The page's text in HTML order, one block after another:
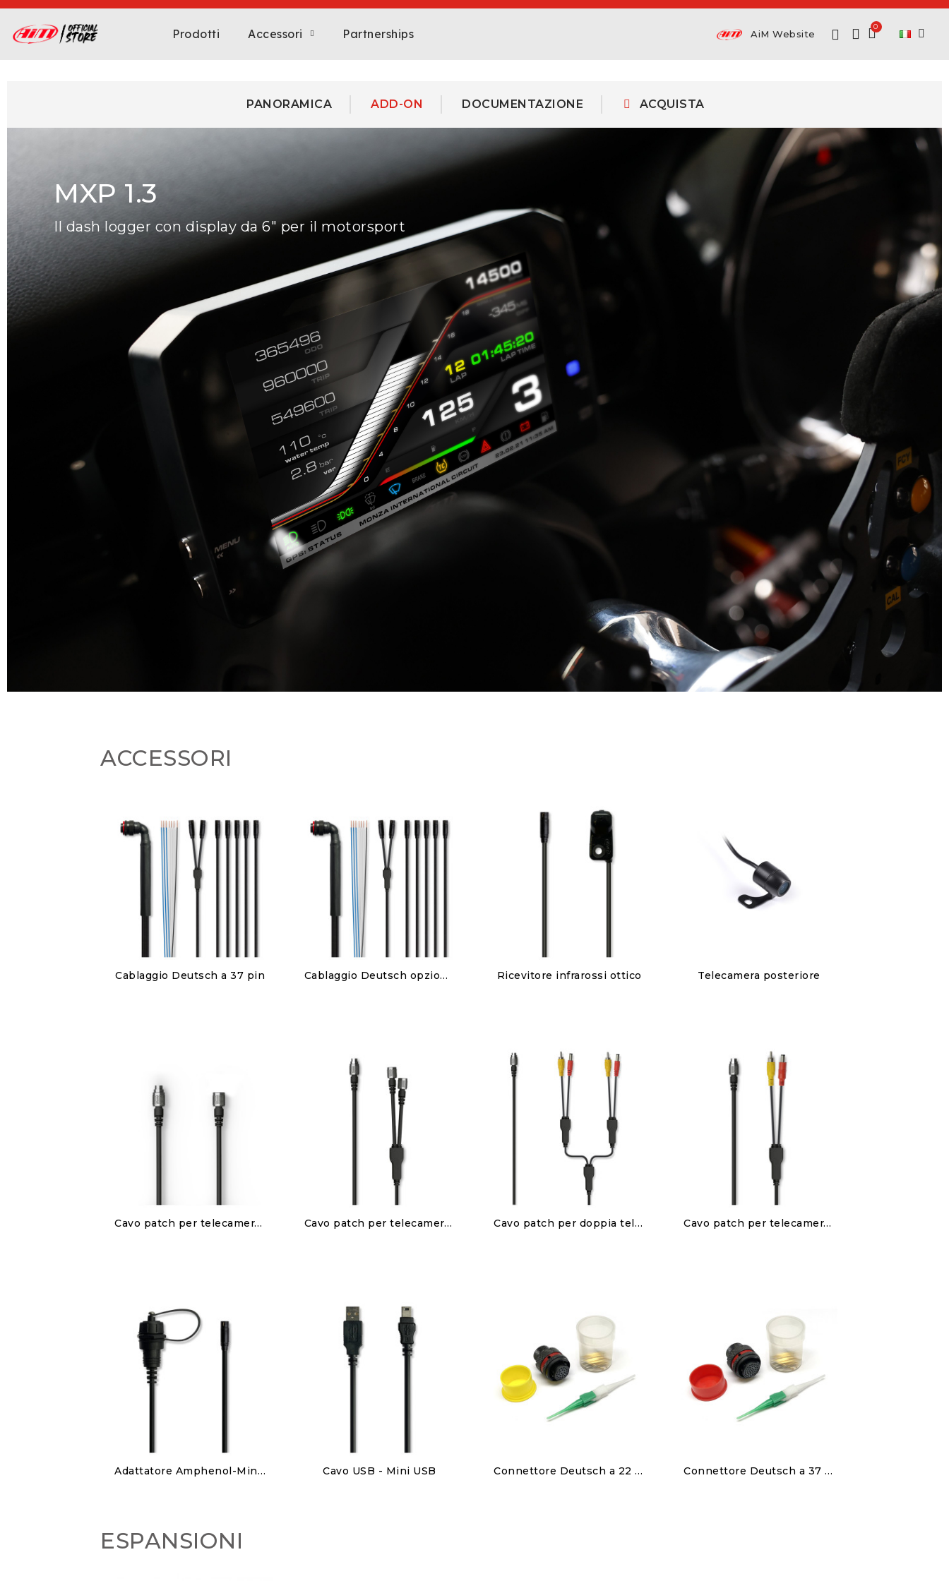
Prodotti Accessori Partnerships AiM Website
PANORAMICA ADD-ON DOCUMENTAZIONE ACQUISTA
MXP 1.3
Il dash logger con display da 6" per il motorsport
ACCESSORI
Discover
Cablaggio Deutsch a 37 pin Discover Cablaggio Deutsch opzionale a 22 pin Discover
Ricevitore infrarossi ottico Discover
Telecamera posteriore
Discover Cavo patch per telecamera posteriore AiM singolo Discover Cavo patch per telecamera posteriore AiM doppia Discover Cavo patch per doppia telecamera posteriore RearMaster Discover Cavo patch per telecamera posteriore singola RearMaster
Discover Adattatore Amphenol-Mini USB Discover
Cavo USB - Mini USB Discover Connettore Deutsch a 22 pin femmina Discover Connettore Deutsch a 37 pin femmina
ESPANSIONI